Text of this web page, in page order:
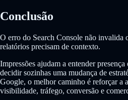
Conclusão
O erro do Search Console não invalida
relatórios precisam de contexto.
Impressões ajudam a entender
decidir sozinhas uma mudança de
Google, o melhor caminho é reforçar a
visibilidade, tráfego, conversão e